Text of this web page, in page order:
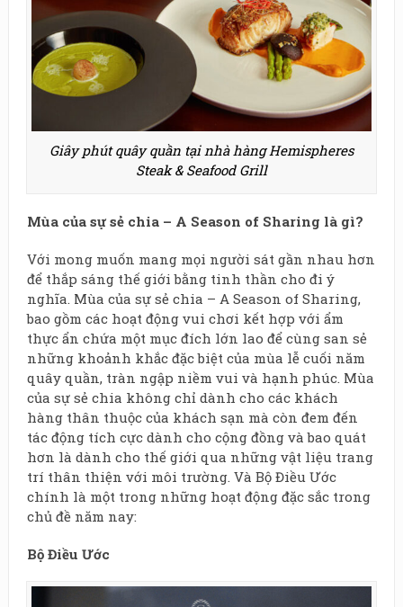
Giây phút quây quần tại nhà hàng Hemispheres
Steak & Seafood Grill
Mùa của sự sẻ chia – A Season of Sharing là gì?
Với mong muốn mang mọi người sát gần nhau hơn
để thắp sáng thế giới bằng tinh thần cho đi ý
nghĩa. Mùa của sự sẻ chia – A Season of Sharing,
bao gồm các hoạt động vui chơi kết hợp với ẩm
thực ẩn chứa một mục đích lớn lao để cùng san sẻ
những khoảnh khắc đặc biệt của mùa lễ cuối năm
quây quần, tràn ngập niềm vui và hạnh phúc. Mùa
của sự sẻ chia không chỉ dành cho các khách
hàng thân thuộc của khách sạn mà còn đem đến
tác động tích cực dành cho cộng đồng và bao quát
hơn là dành cho thế giới qua những vật liệu trang
trí thân thiện với môi trường. Và Bộ Điều Ước
chính là một trong những hoạt động đặc sắc trong
chủ đề năm nay:
Bộ Điều Ước